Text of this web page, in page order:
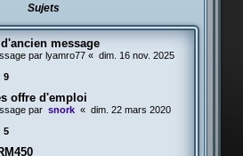
e
Sujets
message
par lyamro77« dim. 16 nov. 2025
9
offre d'emploi
par snork « dim. 22 mars 2020
5